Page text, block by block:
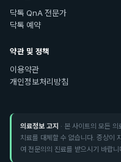
닥톡 QnA 전문가
닥톡 예약
약관 및 정책
이용약관
개인정보처리방침
의료정보 고지 · 본 사이트의 모든
치료를 대체할 수 없습니다. 증상이
여 전문의의 진료를 받으시기 바랍니